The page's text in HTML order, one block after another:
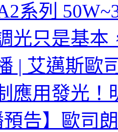
系列
光只是基本
| 艾邁斯歐
應用發光！
預告】歐司